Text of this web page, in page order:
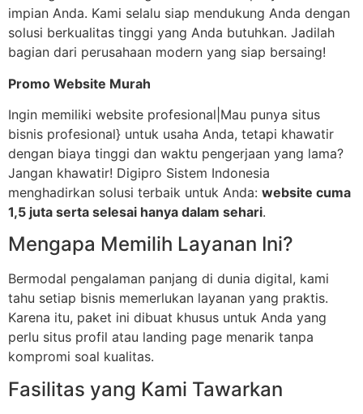
impian Anda. Kami selalu siap mendukung Anda dengan
solusi berkualitas tinggi yang Anda butuhkan. Jadilah
bagian dari perusahaan modern yang siap bersaing!
Promo Website Murah
Ingin memiliki website profesional|Mau punya situs
bisnis profesional} untuk usaha Anda, tetapi khawatir
dengan biaya tinggi dan waktu pengerjaan yang lama?
Jangan khawatir! Digipro Sistem Indonesia
menghadirkan solusi terbaik untuk Anda: website cuma
1,5 juta serta selesai hanya dalam sehari.
Mengapa Memilih Layanan Ini?
Bermodal pengalaman panjang di dunia digital, kami
tahu setiap bisnis memerlukan layanan yang praktis.
Karena itu, paket ini dibuat khusus untuk Anda yang
perlu situs profil atau landing page menarik tanpa
kompromi soal kualitas.
Fasilitas yang Kami Tawarkan